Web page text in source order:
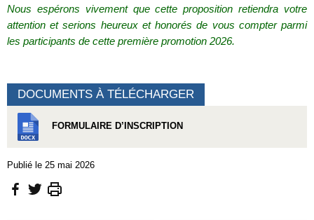
Nous espérons vivement que cette proposition retiendra votre
attention et serions heureux et honorés de vous compter parmi
les participants de cette première promotion 2026.
DOCUMENTS À TÉLÉCHARGER
FORMULAIRE D’INSCRIPTION
Publié le 25 mai 2026